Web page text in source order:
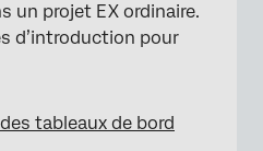
un projet EX ordinaire.
d’introduction pour
tableaux de bord